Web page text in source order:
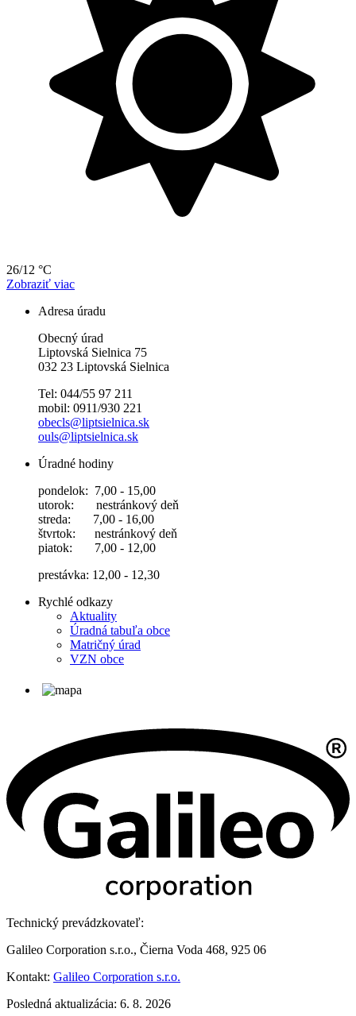
26/12 °C
Zobraziť viac
Adresa úradu
Obecný úrad
Liptovská Sielnica 75
032 23 Liptovská Sielnica
Tel: 044/55 97 211
mobil: 0911/930 221
obecls@liptsielnica.sk
ouls@liptsielnica.sk
Úradné hodiny
pondelok: 7,00 - 15,00
utorok: nestránkový deň
streda: 7,00 - 16,00
štvrtok: nestránkový deň
piatok: 7,00 - 12,00
prestávka: 12,00 - 12,30
Rychlé odkazy
Aktuality
Úradná tabuľa obce
Matričný úrad
VZN obce
Technický prevádzkovateľ:
Galileo Corporation s.r.o., Čierna Voda 468, 925 06
Kontakt: Galileo Corporation s.r.o.
Posledná aktualizácia: 6. 8. 2026